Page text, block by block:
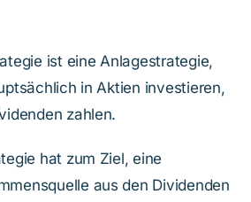
ist eine Anlagestrategie,
in Aktien investieren,
zahlen.
hat zum Ziel, eine
aus den Dividenden